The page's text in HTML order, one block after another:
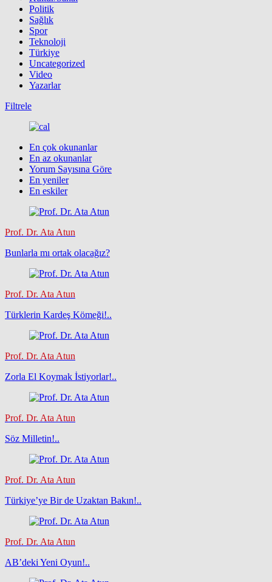
Politik
Sağlık
Spor
Teknoloji
Türkiye
Uncategorized
Video
Yazarlar
Filtrele
En çok okunanlar
En az okunanlar
Yorum Sayısına Göre
En yeniler
En eskiler
Prof. Dr. Ata Atun
Bunlarla mı ortak olacağız?
Prof. Dr. Ata Atun
Türklerin Kardeş Kömeği!..
Prof. Dr. Ata Atun
Zorla El Koymak İstiyorlar!..
Prof. Dr. Ata Atun
Söz Milletin!..
Prof. Dr. Ata Atun
Türkiye’ye Bir de Uzaktan Bakın!..
Prof. Dr. Ata Atun
AB’deki Yeni Oyun!..